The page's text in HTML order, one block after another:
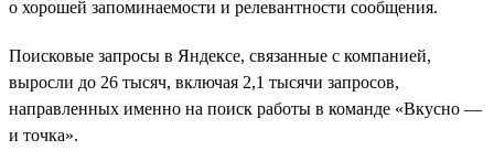
о хорошей запоминаемости и релевантности сообщения.
Поисковые запросы в Яндексе, связанные с компанией,
выросли до 26 тысяч, включая 2,1 тысячи запросов,
направленных именно на поиск работы в команде «Вкусно —
и точка».